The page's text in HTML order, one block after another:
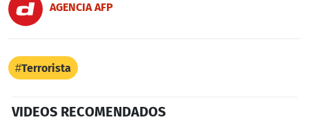
AGENCIA AFP
Terrorista
VIDEOS RECOMENDADOS